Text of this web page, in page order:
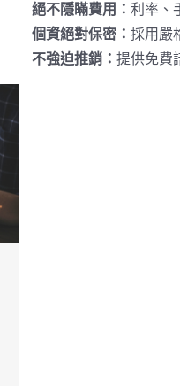
絕不隱瞞費用： 利率、
個資絕對保密： 採用嚴
不強迫推銷： 提供免費